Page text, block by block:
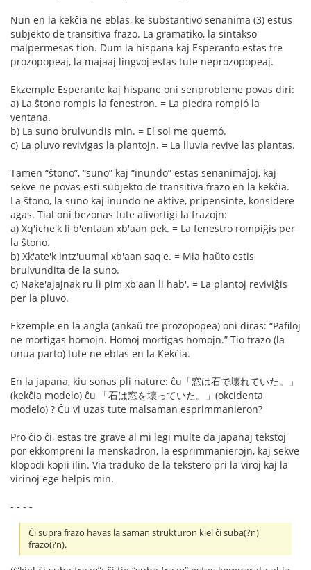
Nun en la kekĉia ne eblas, ke substantivo senanima (3) estus
subjekto de transitiva frazo. La gramatiko, la sintakso
malpermesas tion. Dum la hispana kaj Esperanto estas tre
prozopopeaj, la majaaj lingvoj estas tute neprozopopeaj.
Ekzemple Esperante kaj hispane oni senprobleme povas diri:
a) La ŝtono rompis la fenestron. = La piedra rompió la
ventana.
b) La suno brulvundis min. = El sol me quemó.
c) La pluvo revivigas la plantojn. = La lluvia revive las plantas.
Tamen “ŝtono”, “suno” kaj “inundo” estas senanimaĵoj, kaj
sekve ne povas esti subjekto de transitiva frazo en la kekĉia.
La ŝtono, la suno kaj inundo ne aktive, pripensinte, konsidere
agas. Tial oni bezonas tute alivortigi la frazojn:
a) Xq'iche'k li b'entaan xb'aan pek. = La fenestro rompiĝis per
la ŝtono.
b) Xk'ate'k intz'uumal xb'aan saq'e. = Mia haŭto estis
brulvundita de la suno.
c) Nake'ajajnak ru li pim xb'aan li hab'. = La plantoj reviviĝis
per la pluvo.
Ekzemple en la angla (ankaŭ tre prozopopea) oni diras: “Pafiloj
ne mortigas homojn. Homoj mortigas homojn.” Tio frazo (la
unua parto) tute ne eblas en la Kekĉia.
En la japana, kiu sonas pli nature: ĉu「窓は石で壊れていた。」
(kekĉia modelo) ĉu 「石は窓を壊っていた。」(okcidenta
modelo) ? Ĉu vi uzas tute malsaman esprimmanieron?
Pro ĉio ĉi, estas tre grave al mi legi multe da japanaj tekstoj
por ekkompreni la menskadron, la esprimmanierojn, kaj sekve
klopodi kopii ilin. Via traduko de la tekstero pri la viroj kaj la
virinoj ege helpis min.
- - - -
Ĉi supra frazo havas la saman strukturon kiel ĉi suba(?n)
frazo(?n).